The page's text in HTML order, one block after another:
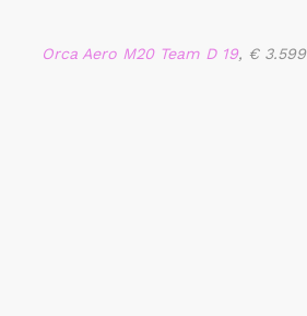
Orca Aero M20 Team D 19, € 3.599